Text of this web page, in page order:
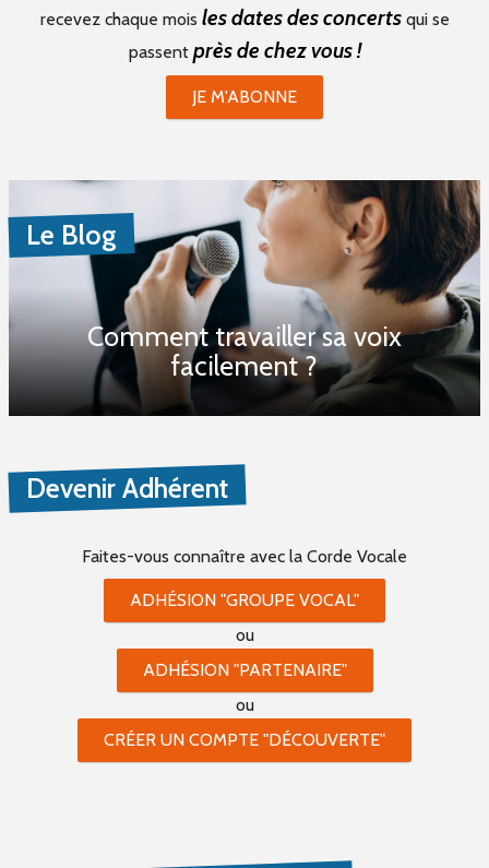
recevez chaque mois les dates des concertsqui se
passent près de chez vous !
JE M'ABONNE
Le Blog
Comment travailler sa voix
facilement ?
Devenir Adhérent
Faites-vous connaître avec la Corde Vocale
ADHÉSION "GROUPE VOCAL"
ou
ADHÉSION "PARTENAIRE"
ou
CRÉER UN COMPTE "DÉCOUVERTE"